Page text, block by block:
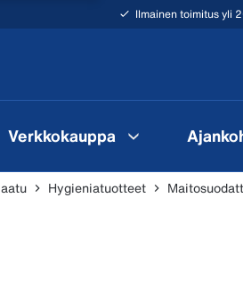
Ilmainen toimitus yli
Verkkokauppa
Hygieniatuotteet